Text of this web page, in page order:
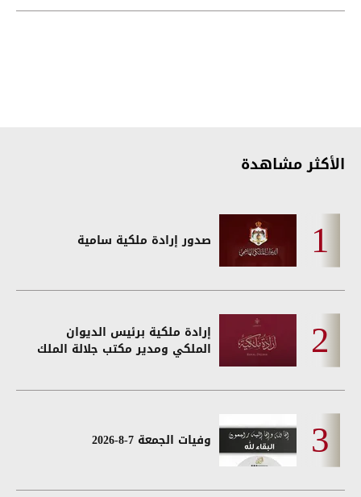
الأكثر مشاهدة
صدور إرادة ملكية سامية
إرادة ملكية برئيس الديوان
الملكي ومدير مكتب جلالة الملك
وفيات الجمعة 7-8-2026